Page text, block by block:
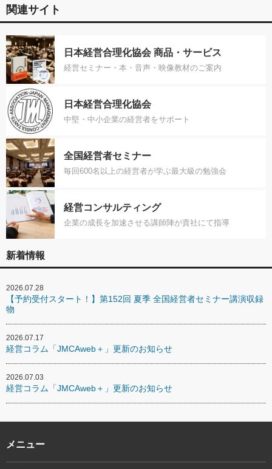
関連サイト
日本経営合理化協会 商品・サービス
経営セミナー・本・音声・映像教材のご案内
日本経営合理化協会
中堅・中小企業の経営者をサポート
全国経営者セミナー
毎回600名以上の経営者が学ぶ最大級の勉強会
経営コンサルティング
企業の成長を加速させる講師陣が貴社にて指導
新着情報
2026.07.28
【予約受付スタート！】第152回 夏季 全国経営者セミナー講演収録
物
2026.07.17
経営コラム「JMCAweb＋」更新のお知らせ
2026.07.03
経営コラム「JMCAweb＋」更新のお知らせ
メニュー